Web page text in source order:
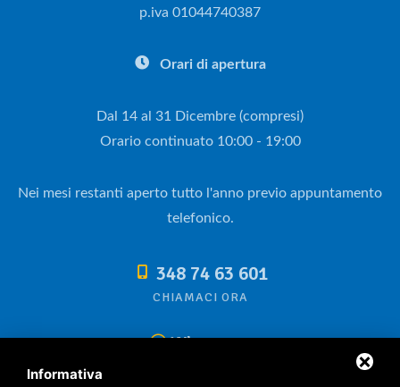
p.iva 01044740387
Orari di apertura
Dal 14 al 31 Dicembre (compresi)
Orario continuato 10:00 - 19:00
Nei mesi restanti aperto tutto l'anno previo appuntamento
telefonico.
348 74 63 601
CHIAMACI ORA
Whatsapp
Informativa